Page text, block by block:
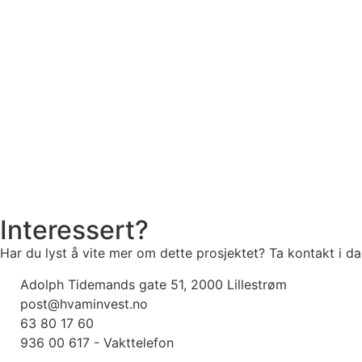
Interessert?
Har du lyst å vite mer om dette prosjektet? Ta kontakt i
Adolph Tidemands gate 51, 2000 Lillestrøm
post@hvaminvest.no
63 80 17 60
936 00 617 - Vakttelefon